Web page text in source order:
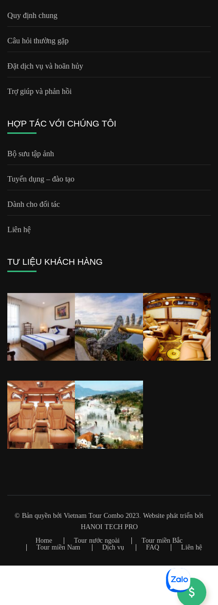
Quy định chung
Câu hỏi thường gặp
Đặt dịch vụ và hoãn hủy
Trợ giúp và phản hồi
HỢP TÁC VỚI CHÚNG TÔI
Bộ sưu tập ảnh
Tuyển dụng – đào tạo
Dành cho đối tác
Liên hệ
TƯ LIỆU KHÁCH HÀNG
© Bản quyền bởi Vietnam Tour Combo 2023. Website phát triển bởi
HANOI TECH PRO
Home
Tour nước ngoài
Tour miền Bắc
Tour miền Nam
Dịch vụ FAQ Liên hệ